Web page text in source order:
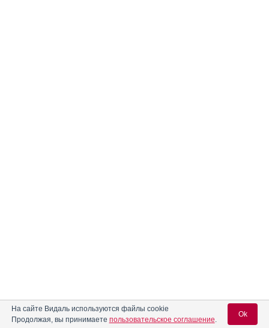
На сайте Видаль используются файлы cookie
Продолжая, вы принимаете пользовательское соглашение.
Ok